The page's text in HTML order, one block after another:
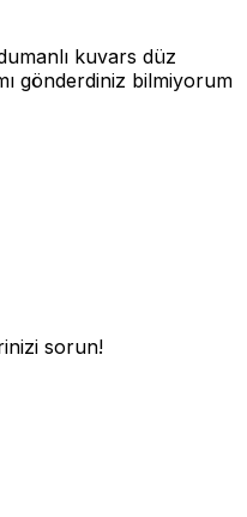
kuvars düz
gönderdiniz bilmiyorum
sorun!